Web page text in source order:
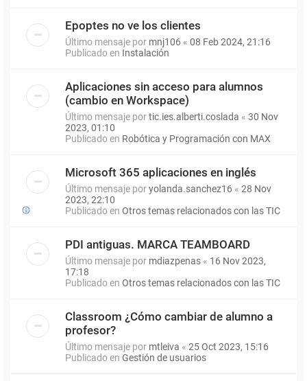
Epoptes no ve los clientes
Último mensaje por mnj106 « 08 Feb 2024, 21:16
Publicado en Instalación
Aplicaciones sin acceso para alumnos
(cambio en Workspace)
Último mensaje portic.ies.alberti.coslada « 30 Nov
2023, 01:10
Publicado en Robótica y Programación con MAX
Microsoft 365 aplicaciones en inglés
Último mensaje poryolanda.sanchez16 « 28 Nov
2023, 22:10
Publicado en Otros temas relacionados con las TIC
PDI antiguas. MARCA TEAMBOARD
Último mensaje por mdiazpenas « 16 Nov 2023,
17:18
Publicado en Otros temas relacionados con las TIC
Classroom ¿Cómo cambiar de alumno a
profesor?
Último mensaje por mtleiva « 25 Oct 2023, 15:16
Publicado en Gestión de usuarios